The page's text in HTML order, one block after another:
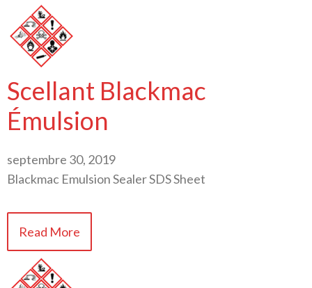
Scellant Blackmac
Émulsion
septembre 30, 2019
Blackmac Emulsion Sealer SDS Sheet
Read More